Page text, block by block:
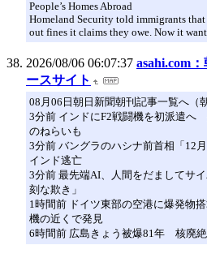
People’s Homes Abroad
Homeland Security told immigrants
out fines it claims they owe. Now it want
2026/08/06 06:07:37 asahi.com
ースサイト
08月06日朝日新聞朝刊記事一覧へ（
3分前 インドにF2戦闘機を初派遣へ
のねらいも
3分前 バングラのハシナ前首相「12
インド逃亡
3分前 最先端AI、人間をだましてサ
刻な欺き」
1時間前 ドイツ東部の空港に爆発物
機の近くで発見
6時間前 広島きょう被爆81年 核廃